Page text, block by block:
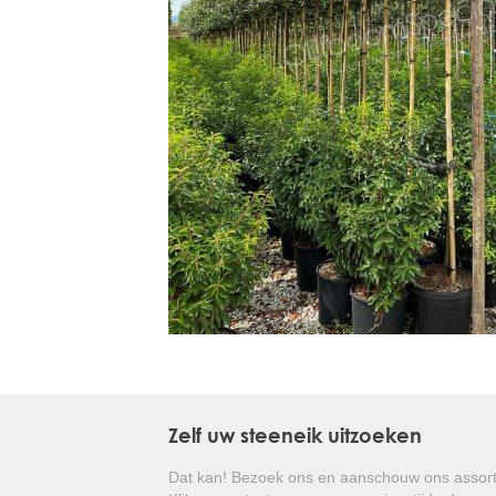
Treesafe
VORSTBESCHERMINGVOORBOMEN.NL
WINTERSCHUTZFUERBAEUME.DE
FROSTPROTECTIONFORTREES.CO.UK
Terracotta
TERRACOTTA.NL
TERRACOTTA.BE
TERRAKOTTA.DE
Zelf uw steeneik uitzoeken
Dat kan! Bezoek ons en aanschouw ons